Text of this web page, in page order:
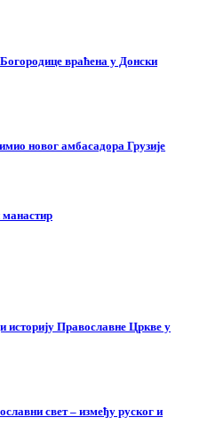
враћена у Донски
новог амбасадора Грузије
манастир
Православне Цркве у
свет – између руског и